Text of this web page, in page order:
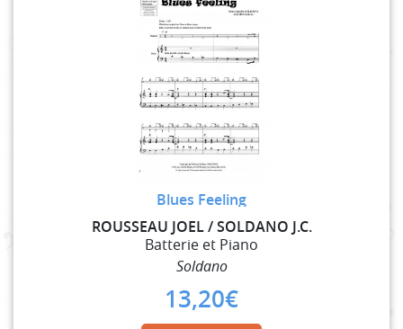
Blues Feeling
ROUSSEAU JOEL / SOLDANO J.C.
Batterie et Piano
Soldano
13,20€